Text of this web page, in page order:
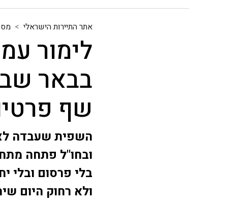
אתר התיירות הישראלי
בבאר
שף
השפית שעבדה
ובחו"ל פתחה
בלי פרסום ובלי
ולא רחוק היום